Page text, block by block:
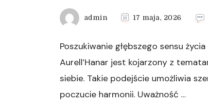
admin 17 maja, 2026
Poszukiwanie głębszego sensu
Aurell’Hanar jest kojarzony z
siebie. Takie podejście umożliwia
poczucie harmonii. Uważność …